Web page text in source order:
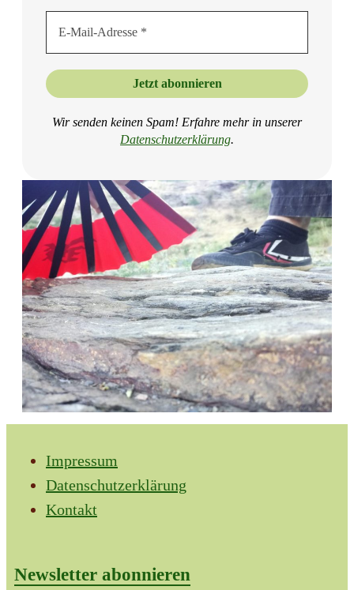
Wir senden keinen Spam! Erfahre mehr in unserer
Datenschutzerklärung.
Impressum
Datenschutzerklärung
Kontakt
Newsletter abonnieren